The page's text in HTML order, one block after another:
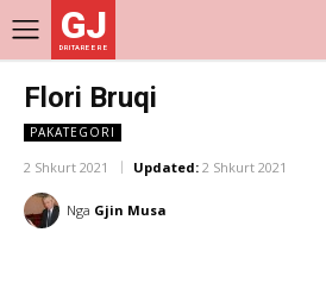
GJ
DRITARE E RE
Flori Bruqi
PAKATEGORI
2 Shkurt 2021 Updated: 2 Shkurt 2021
Nga Gjin Musa